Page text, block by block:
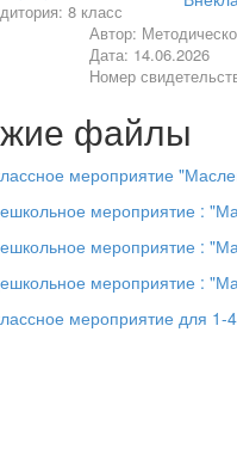
8 класс
Автор:
Дата: 14.06.2026
Номер
файлы
мероприятие
мероприятие :
мероприятие :
мероприятие :
мероприятие для 1-